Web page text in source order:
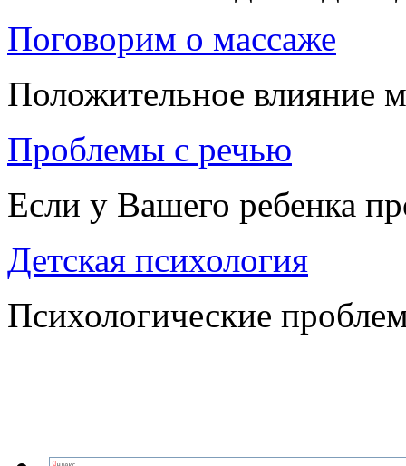
Поговорим о массаже
Положительное влияние
Проблемы с речью
Если у Вашего ребенка
Детская психология
Психологические